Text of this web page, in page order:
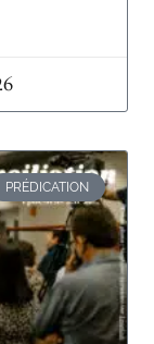
PRÉDICATION